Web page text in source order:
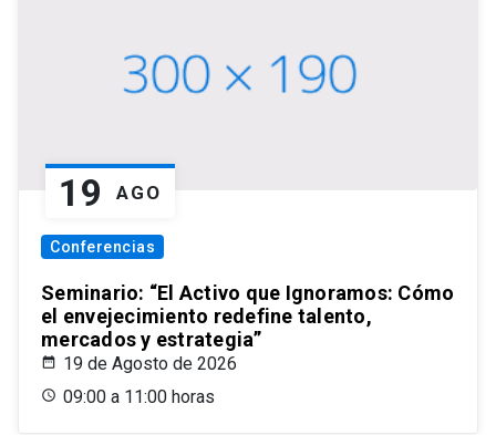
19 AGO
Conferencias
Seminario: “El Activo que Ignoramos: Cómo
el envejecimiento redefine talento,
mercados y estrategia”
19 de Agosto de 2026
09:00 a 11:00 horas